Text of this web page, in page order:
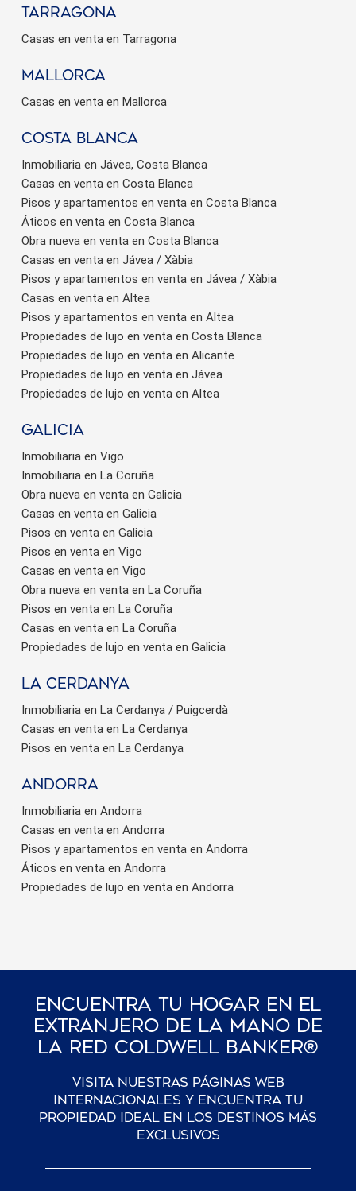
Tarragona
Casas en venta en Tarragona
Mallorca
Casas en venta en Mallorca
Costa Blanca
Inmobiliaria en Jávea, Costa Blanca
Casas en venta en Costa Blanca
Pisos y apartamentos en venta en Costa Blanca
Áticos en venta en Costa Blanca
Obra nueva en venta en Costa Blanca
Casas en venta en Jávea / Xàbia
Pisos y apartamentos en venta en Jávea / Xàbia
Casas en venta en Altea
Pisos y apartamentos en venta en Altea
Propiedades de lujo en venta en Costa Blanca
Propiedades de lujo en venta en Alicante
Propiedades de lujo en venta en Jávea
Propiedades de lujo en venta en Altea
Galicia
Inmobiliaria en Vigo
Inmobiliaria en La Coruña
Obra nueva en venta en Galicia
Casas en venta en Galicia
Pisos en venta en Galicia
Pisos en venta en Vigo
Casas en venta en Vigo
Obra nueva en venta en La Coruña
Pisos en venta en La Coruña
Casas en venta en La Coruña
Propiedades de lujo en venta en Galicia
La Cerdanya
Inmobiliaria en La Cerdanya / Puigcerdà
Casas en venta en La Cerdanya
Pisos en venta en La Cerdanya
Andorra
Inmobiliaria en Andorra
Casas en venta en Andorra
Pisos y apartamentos en venta en Andorra
Áticos en venta en Andorra
Propiedades de lujo en venta en Andorra
Encuentra Tu Hogar En El
Extranjero De La Mano De
La Red Coldwell Banker®
Visita nuestras páginas web
internacionales y encuentra tu
propiedad ideal en los destinos más
exclusivos